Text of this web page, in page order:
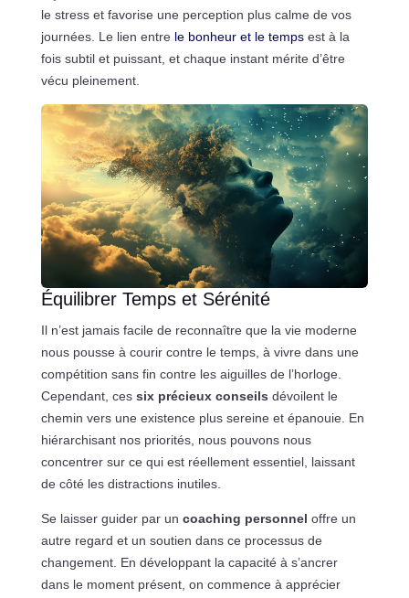
le stress et favorise une perception plus calme de vos
journées. Le lien entre le bonheur et le tempsest à la
fois subtil et puissant, et chaque instant mérite d’être
vécu pleinement.
Équilibrer Temps et Sérénité
Il n’est jamais facile de reconnaître que la vie moderne
nous pousse à courir contre le temps, à vivre dans une
compétition sans fin contre les aiguilles de l’horloge.
Cependant, ces six précieux conseils dévoilent le
chemin vers une existence plus sereine et épanouie. En
hiérarchisant nos priorités, nous pouvons nous
concentrer sur ce qui est réellement essentiel, laissant
de côté les distractions inutiles.
Se laisser guider par un coaching personnel offre un
autre regard et un soutien dans ce processus de
changement. En développant la capacité à s’ancrer
dans le moment présent, on commence à apprécier